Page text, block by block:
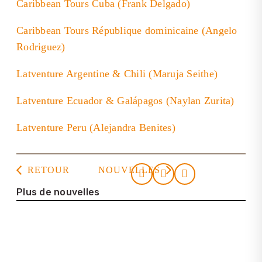
Caribbean Tours Cuba (Frank Delgado)
Caribbean Tours République dominicaine (Angelo
Rodriguez)
Latventure Argentine & Chili (Maruja Seithe)
Latventure Ecuador & Galápagos (Naylan Zurita)
Latventure Peru (Alejandra Benites)
RETOUR NOUVELLES
Plus de nouvelles